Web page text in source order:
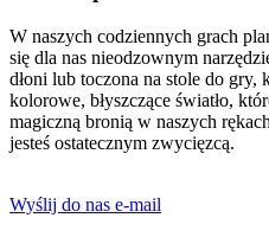
W naszych codziennych grach
się dla nas nieodzownym
dłoni lub toczona na stole do gry,
kolorowe, błyszczące światło,
magiczną bronią w naszych
jesteś ostatecznym zwycięzcą.
Wyślij do nas e-mail